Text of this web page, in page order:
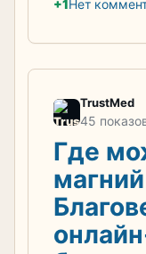
+1Нет
TrustMed
45
Где